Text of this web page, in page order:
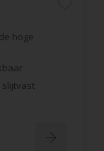
hoge
slijtvast